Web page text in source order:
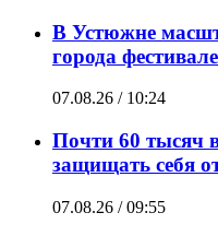
В Устюжне
города
07.08.26 / 10:24
Почти 60 тысяч
защищать себя
07.08.26 / 09:55